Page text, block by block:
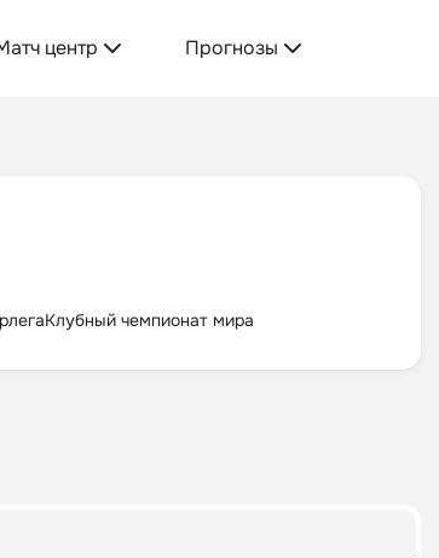
центр Прогнозы
Клубный чемпионат мира